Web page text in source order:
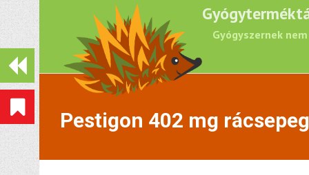
Gyógyszernek
Pestigon 402 mg